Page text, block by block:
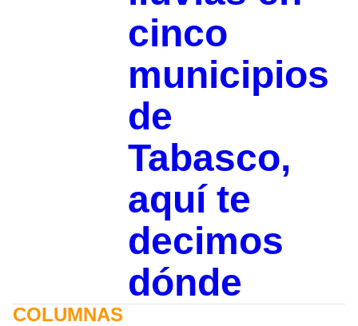
cinco
municipios
de
Tabasco,
aquí te
decimos
dónde
COLUMNAS